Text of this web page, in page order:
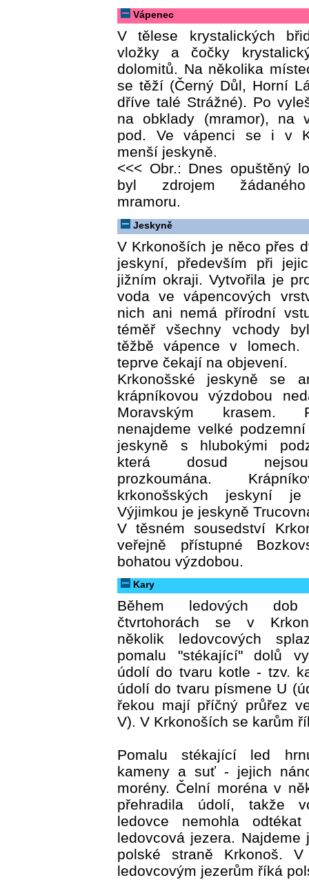
Vápenec
V tělese krystalických
vložky a čočky
dolomitů. Na několika
se těží (Černý Důl, Horní
dříve talé Strážné). Po
na obklady (mramor), na
pod. Ve vápenci se i v
menší jeskyně.
<<< Obr.: Dnes opuštěný
byl zdrojem žádaného
mramoru.
Jeskyně
V Krkonoších je něco přes
jeskyní, především při
jižním okraji. Vytvořila je
voda ve vápencových
nich ani nemá přírodní
téměř všechny vchody
těžbě vápence v lomech.
teprve čekají na objevení.
Krkonošské jeskyně se
krápníkovou výzdobou
Moravským krasem.
nenajdeme velké
jeskyně s hlubokými
která dosud
prozkoumána.
krkonošských jeskyní
Výjimkou je jeskyně
V těsném sousedství
veřejně přístupné
bohatou výzdobou.
Kary
Během ledových
čtvrtohorách se v
několik ledovcových
pomalu "stékající" dolů
údolí do tvaru kotle - tzv.
údolí do tvaru písmene U
řekou mají příčný průřez
V). V Krkonoších se karům
Pomalu stékající led
kameny a suť - jejich
morény. Čelní moréna v
přehradila údolí, takže
ledovce nemohla
ledovcová jezera. Najdeme
polské straně Krkonoš.
ledovcovým jezerům říká